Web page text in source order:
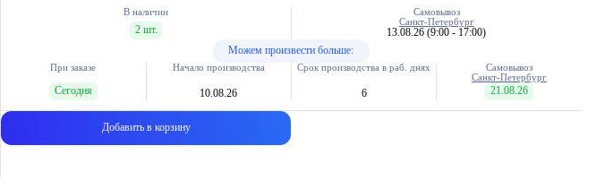
В наличии
2 шт.
Самовывоз
Санкт-Петербург
13.08.26(9:00 - 17:00)
Можем произвести больше:
При заказе
Сегодня
Начало производства
10.08.26
Срок производства в раб. днях
6
Самовывоз
Санкт-Петербург
21.08.26
Добавить в корзину